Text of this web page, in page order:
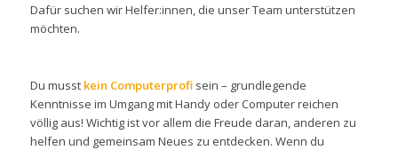
Dafür suchen wir Helfer:innen, die unser Team unterstützen
möchten.
Du musst kein Computerprofisein – grundlegende
Kenntnisse im Umgang mit Handy oder Computer reichen
völlig aus! Wichtig ist vor allem die Freude daran, anderen zu
helfen und gemeinsam Neues zu entdecken. Wenn du